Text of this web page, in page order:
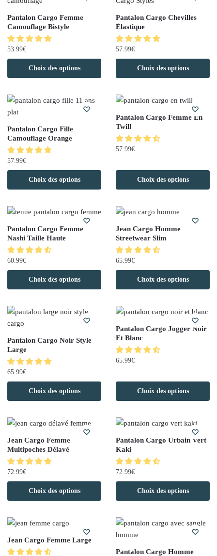
Pantalon Cargo Femme
Camouflage Bistyle
53.99€
Choix des options
Pantalon Cargo Chevilles
Élastique
57.99€
Choix des options
Pantalon Cargo Fille
Camouflage Orange
57.99€
Choix des options
Pantalon Cargo Femme En
Twill
57.99€
Choix des options
Pantalon Cargo Femme
Nashi Taille Haute
60.99€
Choix des options
Jean Cargo Homme
Streetwear Slim
65.99€
Choix des options
Pantalon Cargo Noir Style
Large
65.99€
Choix des options
Pantalon Cargo Jogger Noir
Et Blanc
65.99€
Choix des options
Jean Cargo Femme
Multipoches Délavé
72.99€
Choix des options
Pantalon Cargo Urbain Vert
Kaki
72.99€
Choix des options
Jean Cargo Femme Large
Pantalon Cargo Homme